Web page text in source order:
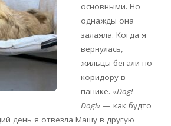
основными. Но
однажды она
залаяла. Когда я
вернулась,
жильцы бегали по
коридору в
панике. «Dog!
Dog!» — как будто
день я отвезла Машу в другую